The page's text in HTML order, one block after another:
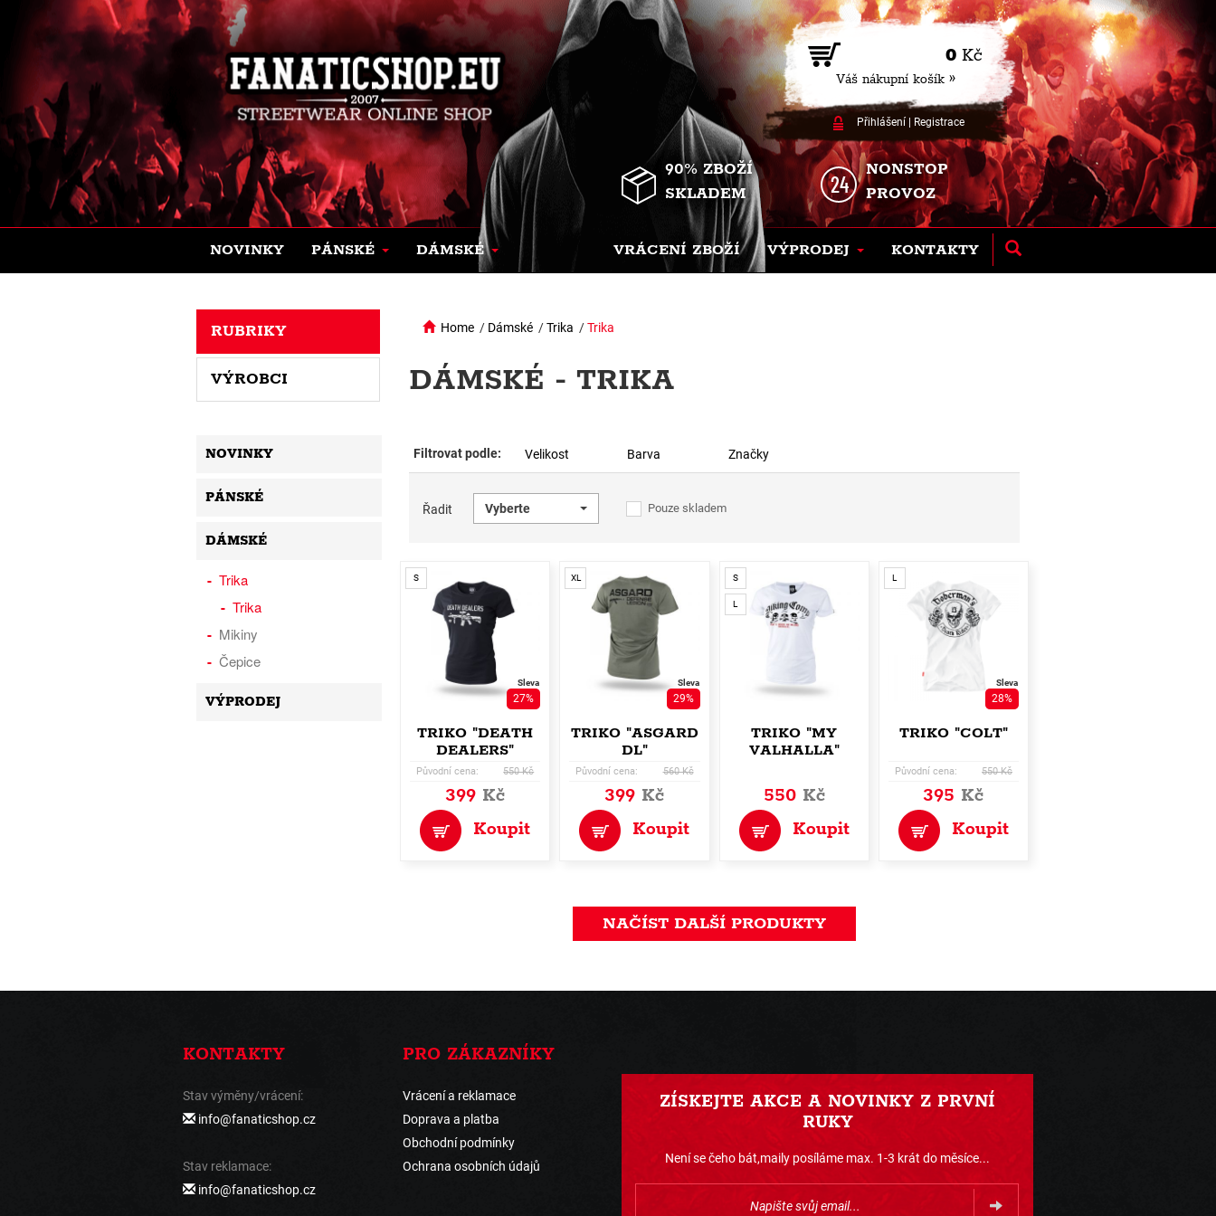
0 Kč
Váš nákupní košík »
Přihlášení| Registrace
90% ZBOŽÍ
SKLADEM
NONSTOP
PROVOZ
NOVINKY PÁNSKÉ DÁMSKÉ VRÁCENÍ ZBOŽÍ VÝPRODEJ KONTAKTY
Home / Dámské /Trika /Trika
DÁMSKÉ - TRIKA
Filtrovat podle: Velikost Barva Značky
Řadit Vyberte Pouze skladem
S
Sleva
27%
TRIKO "DEATH
DEALERS"
Původní cena: 550 Kč
399 Kč
Koupit
XL
Sleva
29%
TRIKO "ASGARD
DL"
Původní cena: 560 Kč
399 Kč
Koupit
S
L
TRIKO "MY
VALHALLA"
550 Kč
Koupit
L
Sleva
28%
TRIKO "COLT"
Původní cena: 550 Kč
395 Kč
Koupit
NAČÍST DALŠÍ PRODUKTY
RUBRIKY
VÝROBCI
NOVINKY
PÁNSKÉ
DÁMSKÉ
Trika
Trika
Mikiny
Čepice
VÝPRODEJ
KONTAKTY
Stav výměny/vrácení:
info@fanaticshop.cz
Stav reklamace:
info@fanaticshop.cz
PRO ZÁKAZNÍKY
Vrácení a reklamace
Doprava a platba
Obchodní podmínky
Ochrana osobních údajů
ZÍSKEJTE AKCE A NOVINKY Z PRVNÍ
RUKY
Není se čeho bát,maily posíláme max. 1-3 krát do měsíce...